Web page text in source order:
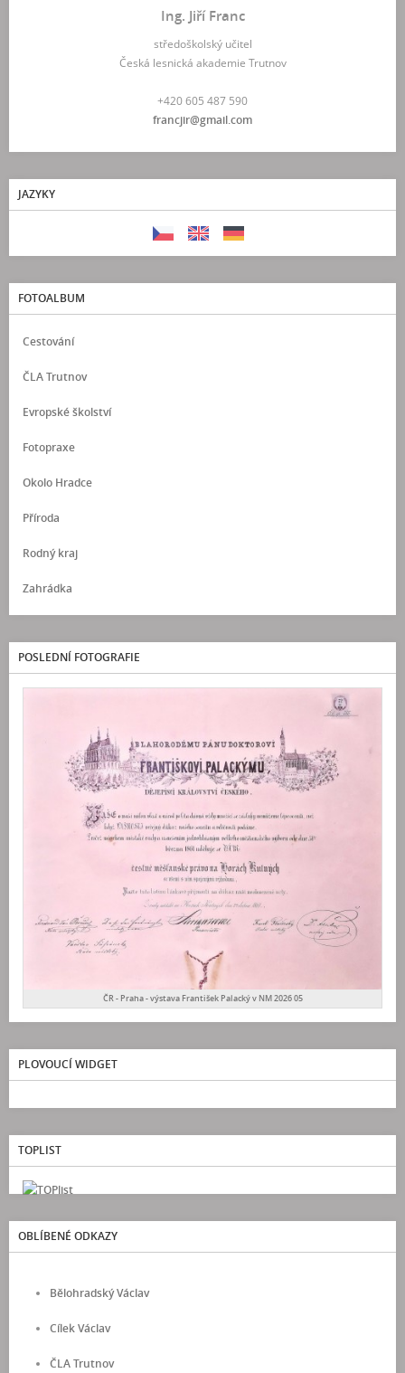
Ing. Jiří Franc
středoškolský učitel
Česká lesnická akademie Trutnov
+420 605 487 590
francjir@gmail.com
JAZYKY
FOTOALBUM
Cestování
ČLA Trutnov
Evropské školství
Fotopraxe
Okolo Hradce
Příroda
Rodný kraj
Zahrádka
POSLEDNÍ FOTOGRAFIE
ČR - Praha - výstava František Palacký v NM 2026 05
PLOVOUCÍ WIDGET
TOPLIST
OBLÍBENÉ ODKAZY
Bělohradský Václav
Cílek Václav
ČLA Trutnov